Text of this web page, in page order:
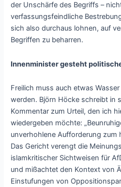
der Unschärfe des Begriffs –
verfassungsfeindliche
sich also durchaus lohnen, auf
Begriffen zu beharren.
Innenminister gesteht
Freilich muss auch etwas
werden. Björn Höcke schreibt in
Kommentar zum Urteil, den ich
wiedergeben möchte:
unverhohlene Aufforderung zum
Das Gericht verengt die
islamkritischer Sichtweisen für
und mißachtet den Kontext von
Einstufungen von